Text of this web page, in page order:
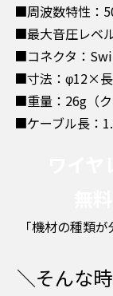
■周波数特性：
■最大音圧レベ
■コネクタ：
■寸法：φ12×長
■重量：26g（ク
■ケーブル長：
「機材の種類
＼そんな